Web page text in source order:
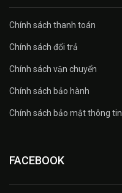
Chính sách thanh toán
Chính sách đổi trả
Chính sách vận chuyển
Chính sách bảo hành
Chính sách bảo mật thông tin
FACEBOOK